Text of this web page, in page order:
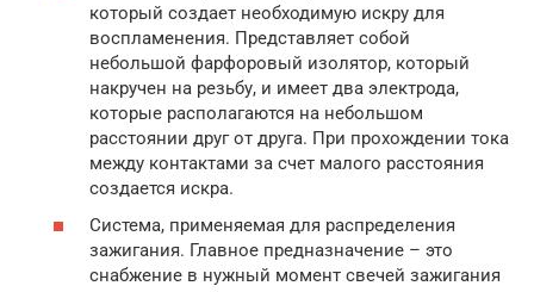
который создает необходимую искру для
воспламенения. Представляет собой
небольшой фарфоровый изолятор, который
накручен на резьбу, и имеет два электрода,
которые располагаются на небольшом
расстоянии друг от друга. При прохождении тока
между контактами за счет малого расстояния
создается искра.
Система, применяемая для распределения
зажигания. Главное предназначение – это
снабжение в нужный момент свечей зажигания